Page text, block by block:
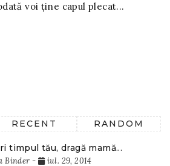
voi ține capul plecat...
RECENT RANDOM
timpul tău, dragă mamă...
Binder - iul. 29, 2014